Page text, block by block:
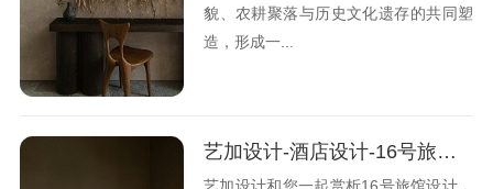
貌、农耕聚落与历史文化遗存的共同塑
造，形成一...
艺加设计-酒店设计-16号旅馆：呈现出全新的沉思气质